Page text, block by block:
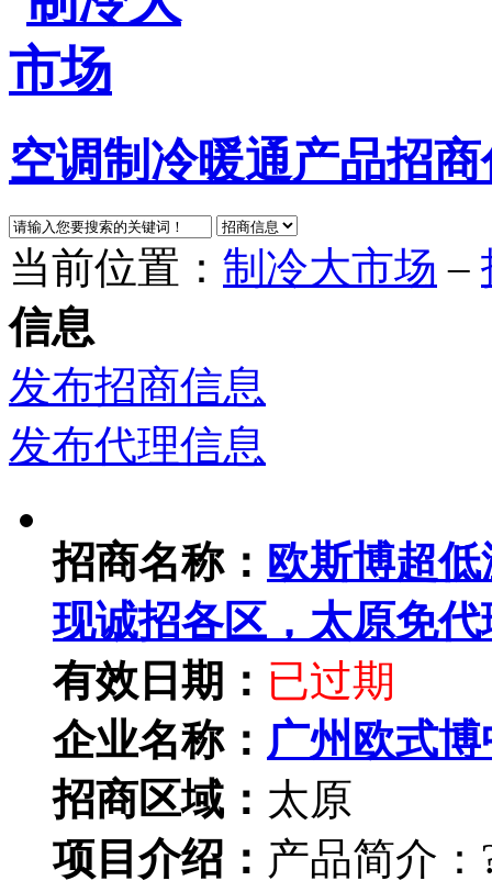
空调制冷暖通产品招
当前位置： 制冷大市场 –
信息
发布招商信息
发布代理信息
招商名称： 欧斯博超
现诚招各区，太原免代
有效日期： 已过期
企业名称： 广州欧式
招商区域： 太原
项目介绍： 产品简介：